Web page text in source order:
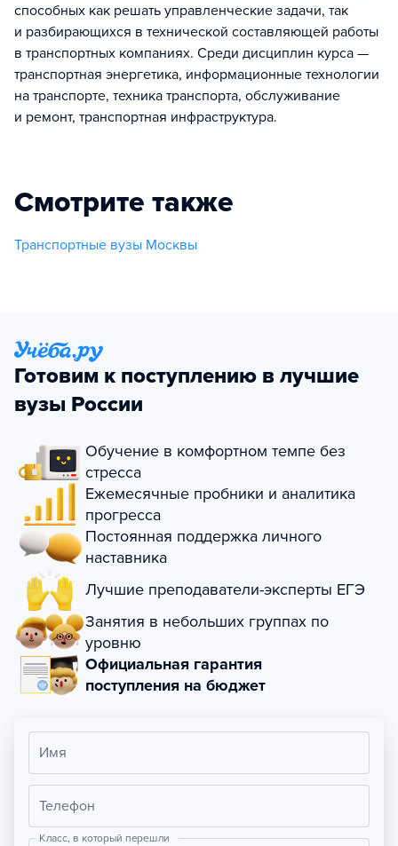
способных как решать управленческие задачи, так
и разбирающихся в технической составляющей работы
в транспортных компаниях. Среди дисциплин курса —
транспортная энергетика, информационные технологии
на транспорте, техника транспорта, обслуживание
и ремонт, транспортная инфраструктура.
Смотрите также
Транспортные вузы Москвы
Готовим к поступлению в лучшие
вузы России
Обучение в комфортном темпе без
стресса
Ежемесячные пробники и аналитика
прогресса
Постоянная поддержка личного
наставника
Лучшие преподаватели-эксперты ЕГЭ
Занятия в небольших группах по
уровню
Официальная гарантия
поступления на бюджет
Имя
Телефон
Класс, в который перешли